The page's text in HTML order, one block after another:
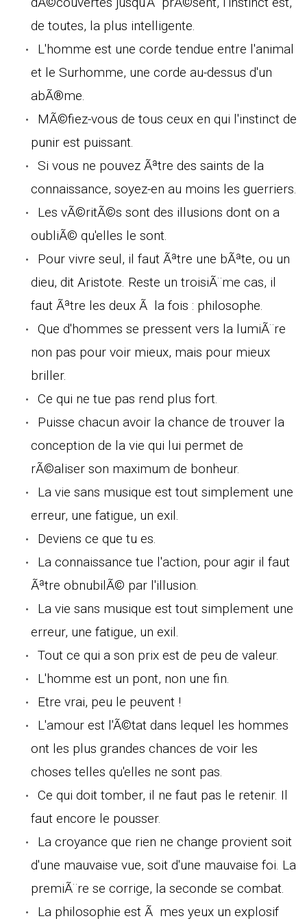
de toutes, la plus intelligente.
L'homme est une corde tendue entre l'animal
et le Surhomme, une corde au-dessus d'un
abÃ®me.
MÃ©fiez-vous de tous ceux en qui l'instinct de
punir est puissant.
Si vous ne pouvez Ãªtre des saints de la
connaissance, soyez-en au moins les guerriers.
Les vÃ©ritÃ©s sont des illusions dont on a
oubliÃ© qu'elles le sont.
Pour vivre seul, il faut Ãªtre une bÃªte, ou un
dieu, dit Aristote. Reste un troisiÃ¨me cas, il
faut Ãªtre les deux Ã la fois : philosophe.
Que d'hommes se pressent vers la lumiÃ¨re
non pas pour voir mieux, mais pour mieux
briller.
Ce qui ne tue pas rend plus fort.
Puisse chacun avoir la chance de trouver la
conception de la vie qui lui permet de
rÃ©aliser son maximum de bonheur.
La vie sans musique est tout simplement une
erreur, une fatigue, un exil.
Deviens ce que tu es.
La connaissance tue l'action, pour agir il faut
Ãªtre obnubilÃ© par l'illusion.
La vie sans musique est tout simplement une
erreur, une fatigue, un exil.
Tout ce qui a son prix est de peu de valeur.
L'homme est un pont, non une fin.
Etre vrai, peu le peuvent !
L'amour est l'Ã©tat dans lequel les hommes
ont les plus grandes chances de voir les
choses telles qu'elles ne sont pas.
Ce qui doit tomber, il ne faut pas le retenir. Il
faut encore le pousser.
La croyance que rien ne change provient soit
d'une mauvaise vue, soit d'une mauvaise foi. La
premiÃ¨re se corrige, la seconde se combat.
La philosophie est Ã mes yeux un explosif